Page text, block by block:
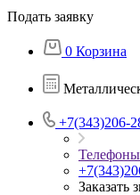
Подать заявку
0 Корзина
+7(343)206-
Телефоны
Заказать